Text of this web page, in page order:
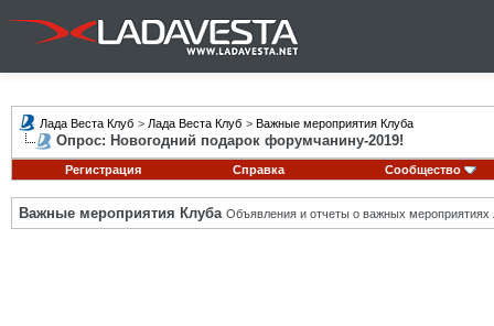
Лада Веста Клуб > Лада Веста Клуб > Важные мероприятия Клуба
Опрос: Новогодний подарок форумчанину-2019!
Регистрация Справка Сообщество
Важные мероприятия Клуба Объявления и отчеты о важных мероприятиях